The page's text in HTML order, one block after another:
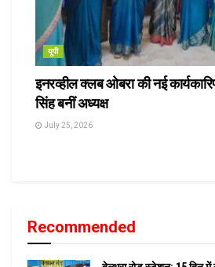
यूपी
इनरव्हील क्लब ओबरा की नई
सिंह बनीं अध्यक्ष
July 25, 2026
Recommended